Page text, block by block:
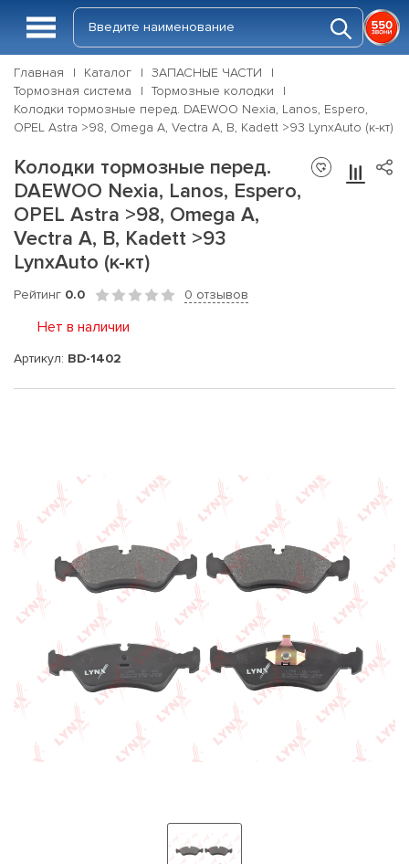
Главная Каталог
ЗАПАСНЫЕ ЧАСТИ
Тормозная система
Тормозные колодки
Колодки тормозные перед. DAEWOO Nexia, Lanos, Espero,
OPEL Astra >98, Omega A, Vectra A, B, Kadett >93 LynxAuto (к-кт)
Колодки тормозные перед.
DAEWOO Nexia, Lanos, Espero,
OPEL Astra >98, Omega A,
Vectra A, B, Kadett >93
LynxAuto (к-кт)
Рейтинг 0.0 0 отзывов
Нет в наличии
Артикул: BD-1402